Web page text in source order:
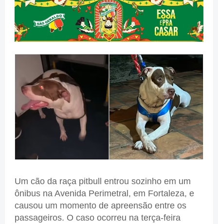
Um cão da raça pitbull entrou sozinho em um
ônibus na Avenida Perimetral, em Fortaleza, e
causou um momento de apreensão entre os
passageiros. O caso ocorreu na terça-feira